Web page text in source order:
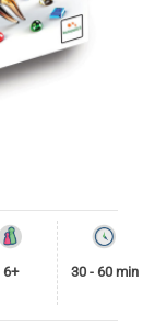
6+ 30 - 60 min